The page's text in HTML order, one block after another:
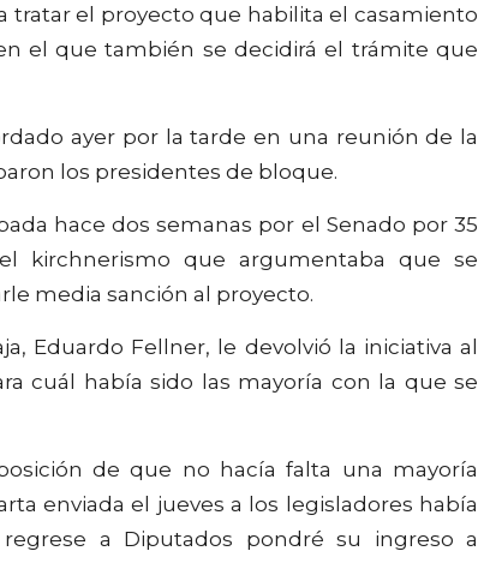
tratar el proyecto que habilita el casamiento
el que también se decidirá el trámite que
ayer por la tarde en una reunión de la
los presidentes de bloque.
hace dos semanas por el Senado por 35
kirchnerismo que argumentaba que se
media sanción al proyecto.
Eduardo Fellner, le devolvió la iniciativa al
cuál había sido las mayoría con la que se
de que no hacía falta una mayoría
enviada el jueves a los legisladores había
a Diputados pondré su ingreso a